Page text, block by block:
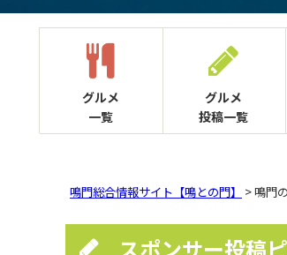
グルメ
一覧
グルメ
投稿一覧
鳴門総合情報サイト【鳴との門】 > 鳴門
スポンサー投稿